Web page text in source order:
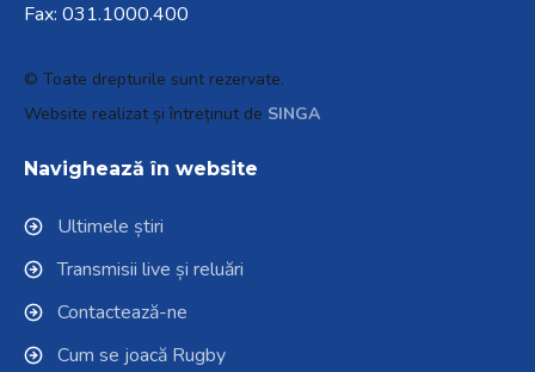
Fax: 031.1000.400
© Toate drepturile sunt rezervate.
Website realizat și întreținut de SINGA
Navighează în website
Ultimele știri
Transmisii live și reluări
Contactează-ne
Cum se joacă Rugby